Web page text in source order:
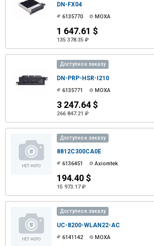
DN-FX04
6135770 MOXA
1 647.61 $
135 378.35 ₽
Доступно к заказу
DN-PRP-HSR-I210
6135771 MOXA
3 247.64 $
266 847.21 ₽
Доступно к заказу
8812C300CA0E
6136451 Axiomtek
194.40 $
15 973.17 ₽
Доступно к заказу
UC-8200-WLAN22-AC
6141142 MOXA